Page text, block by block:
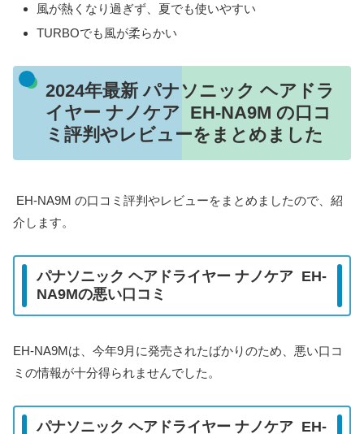
風が熱くなり過ぎず、夏でも使いやすい
TURBOでも風が柔らかい
2024年最新 パナソニック ヘアドラ
イヤー ナノケア EH-NA9M の口コ
ミ評判やレビューをまとめました
EH-NA9M の口コミ評判やレビューをまとめましたので、紹
介します。
パナソニック ヘアドライヤー ナノケア EH-
NA9Mの悪い口コミ
EH-NA9Mは、今年9月に発売されたばかりのため、悪い口コ
ミの情報が十分得られませんでした。
パナソニック ヘアドライヤー ナノケア EH-